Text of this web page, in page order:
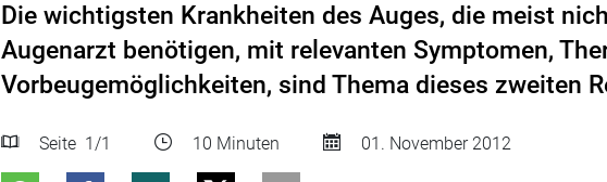
Die wichtigsten Krankheiten des Auges, die meist
Augenarzt benötigen, mit relevanten Symptomen,
Vorbeugemöglichkeiten, sind Thema dieses zweiten
Seite 1 /1 10 Minuten 01. November 2012